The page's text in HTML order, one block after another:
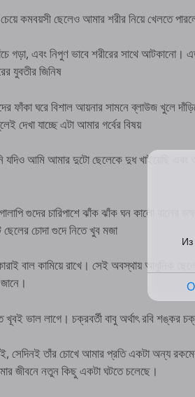
কমবয়সী ছেলেও আমার শরীর নিয়ে খেলতে
গড়া, এবং নিপুণ ভাবে শরীরের সাথে
যুবতীর জিনিষ
ফাঁকা ঘরে বিশাল আয়নার সামনে ব্লাউজ খুলে
দেখা যাচ্ছে এটা আমার গর্বের বিষয়
যদিও আমি আমার দুটো ছেলেকে দুধ খাইয়েছি
গুদের চারিপাশে ঝাঁক ঝাঁক ঘন কালো বালের
চোদা গুদে নিতে খুব মজা
বাল কামিয়ে রাখে। সেই অবস্থায় আধুনিক
ভাল লাগে। চক্রবর্তী বাবু অর্থাৎ রবি শঙ্কর
সেদিনই তাঁর চোখে আমার প্রতি একটা অন্য
জীবনে নতুন কিছু একটা ঘটতে চলেছে।